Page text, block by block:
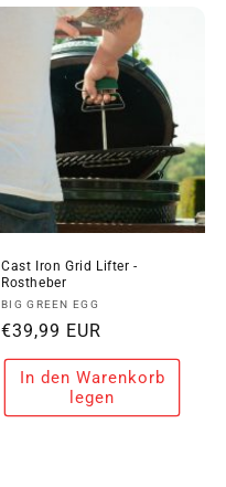
Cast Iron Grid Lifter -
Rostheber
Anbieter:
BIG GREEN EGG
Normaler
Preis
€39,99 EUR
In den Warenkorb
legen